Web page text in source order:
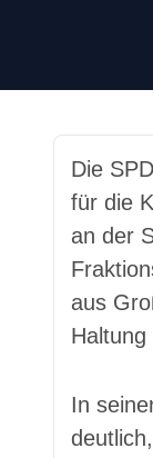
Die SPD im Landkreis Fulda hat auf ihrer Delegiertenkonferenz die personellen Weichen
für die
an der
aus
In